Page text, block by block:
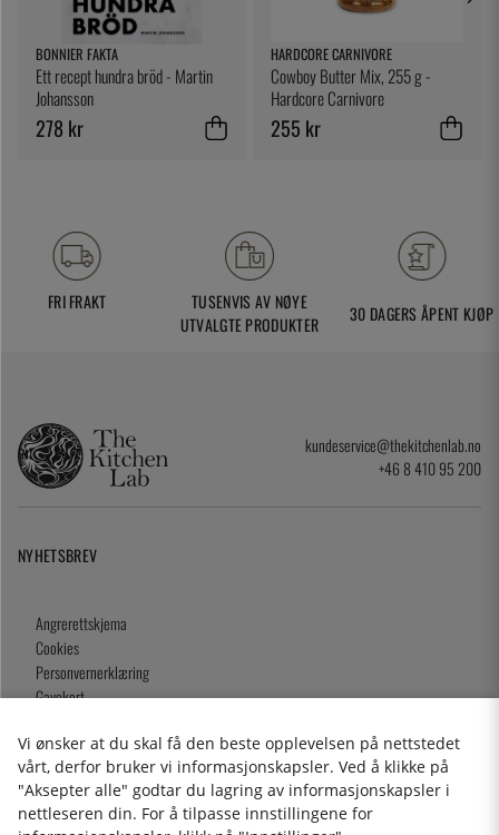
BONNIER FAKTA
Ett recept hundra bröd - Martin
Johansson
278 kr
HARDCORE CARNIVORE
Cowboy Butter Mix, 255 g -
Hardcore Carnivore
255 kr
FRI FRAKT
TUSENVIS AV NØYE
UTVALGTE PRODUKTER
30 DAGERS ÅPENT KJØP
kundeservice@thekitchenlab.no
+46 8 410 95 200
NYHETSBREV
Angrerettskjema
Cookies
Personvernerklæring
Gavekort
2026 KitchenLab AB
Vi ønsker at du skal få den beste opplevelsen på nettstedet
vårt, derfor bruker vi informasjonskapsler. Ved å klikke på
"Aksepter alle" godtar du lagring av informasjonskapsler i
nettleseren din. For å tilpasse innstillingene for